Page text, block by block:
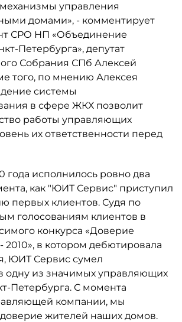
управления
домами», - комментирует
СРО НП «Объединение
Петербурга», депутат
Собрания СПб Алексей
того, по мнению Алексея
системы
в сфере ЖКХ позволит
работы управляющих
их ответственности перед
года исполнилось ровно два
как "ЮИТ Сервис" приступил
первых клиентов. Судя по
голосованиям клиентов в
конкурса «Доверие
2010», в котором дебютировала
ЮИТ Сервис сумел
одну из значимых управляющих
Петербурга. С момента
компании, мы
жителей наших домов.